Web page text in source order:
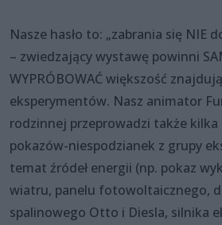
Nasze hasło to: „zabrania się NIE
– zwiedzający wystawę powinni
WYPRÓBOWAĆ większość
eksperymentów. Nasz animator
rodzinnej przeprowadzi także
pokazów-niespodzianek z grupy
temat źródeł energii (np. pokaz
wiatru, panelu fotowoltaicznego,
spalinowego Otto i Diesla, silnika